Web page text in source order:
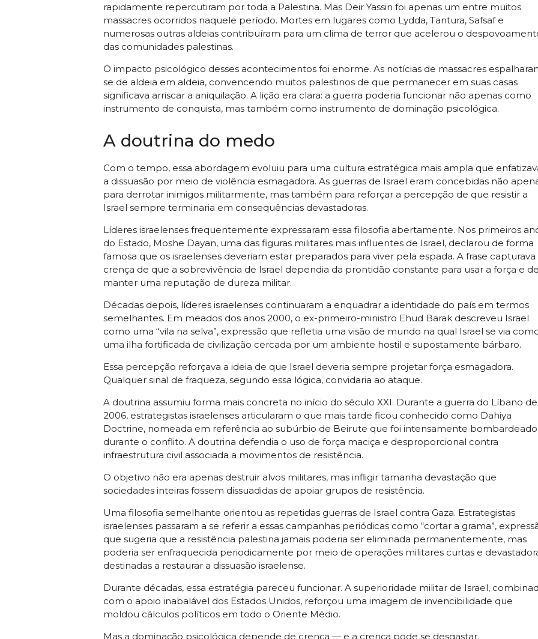
rapidamente repercutiram por toda a Palestina. Mas Deir Yassin foi apenas um entre muitos
massacres ocorridos naquele período. Mortes em lugares como Lydda, Tantura, Safsaf e
numerosas outras aldeias contribuíram para um clima de terror que acelerou o
das comunidades palestinas.
O impacto psicológico desses acontecimentos foi enorme. As notícias de massacres
se de aldeia em aldeia, convencendo muitos palestinos de que permanecer em suas casas
significava arriscar a aniquilação. A lição era clara: a guerra poderia funcionar não apenas como
instrumento de conquista, mas também como instrumento de dominação psicológica.
A doutrina do medo
Com o tempo, essa abordagem evoluiu para uma cultura estratégica mais ampla que
a dissuasão por meio de violência esmagadora. As guerras de Israel eram concebidas não
para derrotar inimigos militarmente, mas também para reforçar a percepção de que resistir a
Israel sempre terminaria em consequências devastadoras.
Líderes israelenses frequentemente expressaram essa filosofia abertamente. Nos primeiros
do Estado, Moshe Dayan, uma das figuras militares mais influentes de Israel, declarou de forma
famosa que os israelenses deveriam estar preparados para viver pela espada. A frase capturava
crença de que a sobrevivência de Israel dependia da prontidão constante para usar a força e de
manter uma reputação de dureza militar.
Décadas depois, líderes israelenses continuaram a enquadrar a identidade do país em termos
semelhantes. Em meados dos anos 2000, o ex-primeiro-ministro Ehud Barak descreveu Israel
como uma “vila na selva”, expressão que refletia uma visão de mundo na qual Israel se via
uma ilha fortificada de civilização cercada por um ambiente hostil e supostamente bárbaro.
Essa percepção reforçava a ideia de que Israel deveria sempre projetar força esmagadora.
Qualquer sinal de fraqueza, segundo essa lógica, convidaria ao ataque.
A doutrina assumiu forma mais concreta no início do século XXI. Durante a guerra do Líbano de
2006, estrategistas israelenses articularam o que mais tarde ficou conhecido como Dahiya
Doctrine, nomeada em referência ao subúrbio de Beirute que foi intensamente bombardeado
durante o conflito. A doutrina defendia o uso de força maciça e desproporcional contra
infraestrutura civil associada a movimentos de resistência.
O objetivo não era apenas destruir alvos militares, mas infligir tamanha devastação que
sociedades inteiras fossem dissuadidas de apoiar grupos de resistência.
Uma filosofia semelhante orientou as repetidas guerras de Israel contra Gaza. Estrategistas
israelenses passaram a se referir a essas campanhas periódicas como “cortar a grama”,
que sugeria que a resistência palestina jamais poderia ser eliminada permanentemente, mas
poderia ser enfraquecida periodicamente por meio de operações militares curtas e
destinadas a restaurar a dissuasão israelense.
Durante décadas, essa estratégia pareceu funcionar. A superioridade militar de Israel,
com o apoio inabalável dos Estados Unidos, reforçou uma imagem de invencibilidade que
moldou cálculos políticos em todo o Oriente Médio.
Mas a dominação psicológica depende de crença — e a crença pode se desgastar.